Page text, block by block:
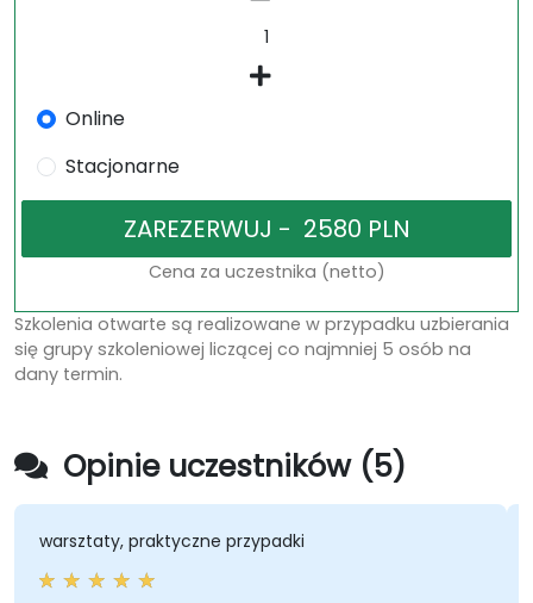
Online
Stacjonarne
Cena za uczestnika (netto)
Szkolenia otwarte są realizowane w przypadku uzbierania
się grupy szkoleniowej liczącej co najmniej 5 osób na
dany termin.
Opinie uczestników (5)
warsztaty, praktyczne przypadki